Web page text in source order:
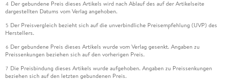
4 Der gebundene Preis dieses Artikels wird nach Ablauf des auf der Artikelseite
dargestellten Datums vom Verlag angehoben.
5 Der Preisvergleich bezieht sich auf die unverbindliche Preisempfehlung (UVP) des
Herstellers.
6 Der gebundene Preis dieses Artikels wurde vom Verlag gesenkt. Angaben zu
Preissenkungen beziehen sich auf den vorherigen Preis.
7 Die Preisbindung dieses Artikels wurde aufgehoben. Angaben zu Preissenkungen
beziehen sich auf den letzten gebundenen Preis.